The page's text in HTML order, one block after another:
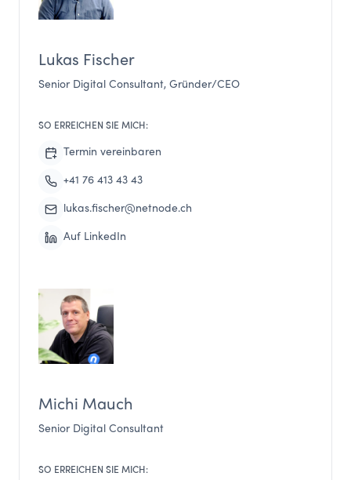
Lukas Fischer
Senior Digital Consultant, Gründer/CEO
SO ERREICHEN SIE MICH:
Termin vereinbaren
+41 76 413 43 43
lukas.fischer@netnode.ch
Auf LinkedIn
Michi Mauch
Senior Digital Consultant
SO ERREICHEN SIE MICH: